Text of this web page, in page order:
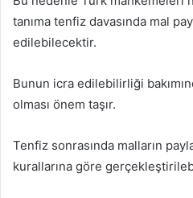
tanıma tenfiz davasında mal
edilebilecektir.
Bunun icra edilebilirliği
olması önem taşır.
Tenfiz sonrasında malların
kurallarına göre